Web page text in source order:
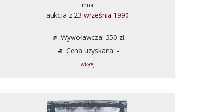
inna
aukcja z 23 września 1990
Wywoławcza: 350 zł
Cena uzyskana: -
... więcej ...